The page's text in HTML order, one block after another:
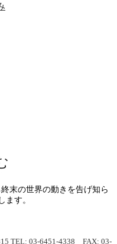
末の世界の動きを告げ知ら
ます。
TEL: 03-6451-4338 FAX: 03-